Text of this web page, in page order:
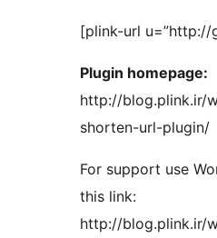
[plink-url u=”http://
Plugin homepage:
http://blog.plink.ir/
shorten-url-plugin/
For support use
this link:
http://blog.plink.ir/